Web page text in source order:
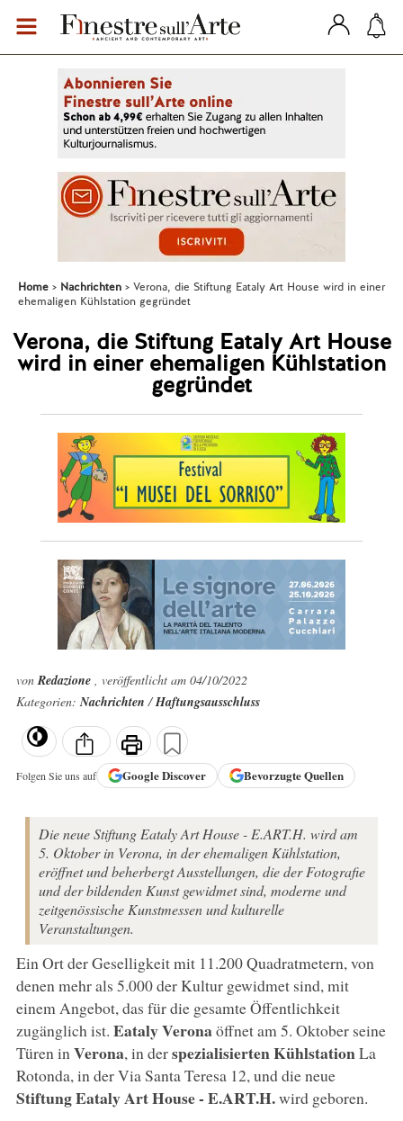
Home Nachrichten
Verona, die Stiftung Eataly Art House wird in einer
ehemaligen Kühlstation gegründet
Verona, die Stiftung Eataly Art House
wird in einer ehemaligen Kühlstation
gegründet
vonRedazione , veröffentlicht am 04/10/2022
Kategorien:Nachrichten/Haftungsausschluss
Folgen Sie uns auf GoogleDiscover Bevorzugte Quellen
Die neue Stiftung Eataly Art House - E.ART.H. wird am
5. Oktober in Verona, in der ehemaligen Kühlstation,
eröffnet und beherbergt Ausstellungen, die der Fotografie
und der bildenden Kunst gewidmet sind, moderne und
zeitgenössische Kunstmessen und kulturelle
Veranstaltungen.
Ein Ort der Geselligkeit mit 11.200 Quadratmetern, von
denen mehr als 5.000 der Kultur gewidmet sind, mit
einem Angebot, das für die gesamte Öffentlichkeit
zugänglich ist. Eataly Veronaöffnet am 5. Oktober seine
Türen in Verona, in derspezialisierten KühlstationLa
Rotonda, in der Via Santa Teresa 12, und die neue
Stiftung Eataly Art House - E.ART.H.wird geboren.